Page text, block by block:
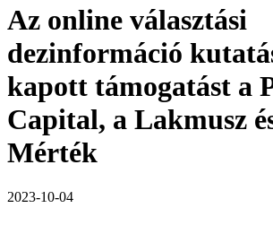
Az online választási
dezinformáció
kapott támogatást a
Capital, a Lakmusz
Mérték
2023-10-04